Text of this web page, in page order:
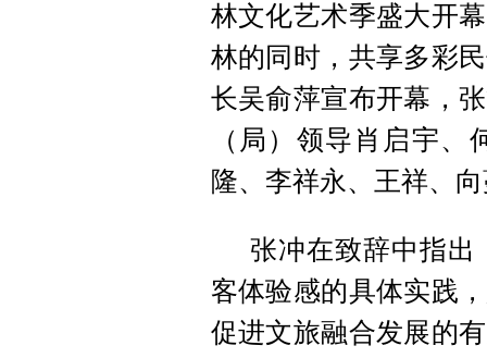
林文化艺术季盛大开
林的同时，共享多彩
长吴俞萍宣布开幕，
（局）领导肖启宇
隆、李祥永、王祥、
张冲在致辞中指出
客体验感的具体实践
促进文旅融合发展的